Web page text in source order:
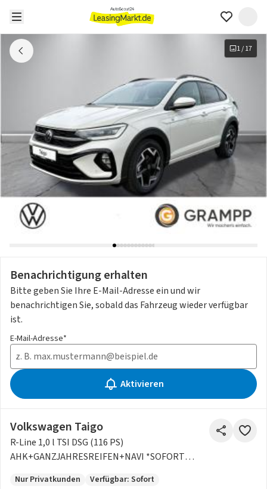
1/17
Benachrichtigung erhalten
Bitte geben Sie Ihre E-Mail-Adresse ein und wir
benachrichtigen Sie, sobald das Fahrzeug wieder verfügbar
ist.
E-Mail-Adresse*
Aktivieren
Volkswagen Taigo
R-Line 1,0 l TSI DSG (116 PS)
AHK+GANZJAHRESREIFEN+NAVI *SOFORT
Nur Privatkunden Verfügbar: Sofort